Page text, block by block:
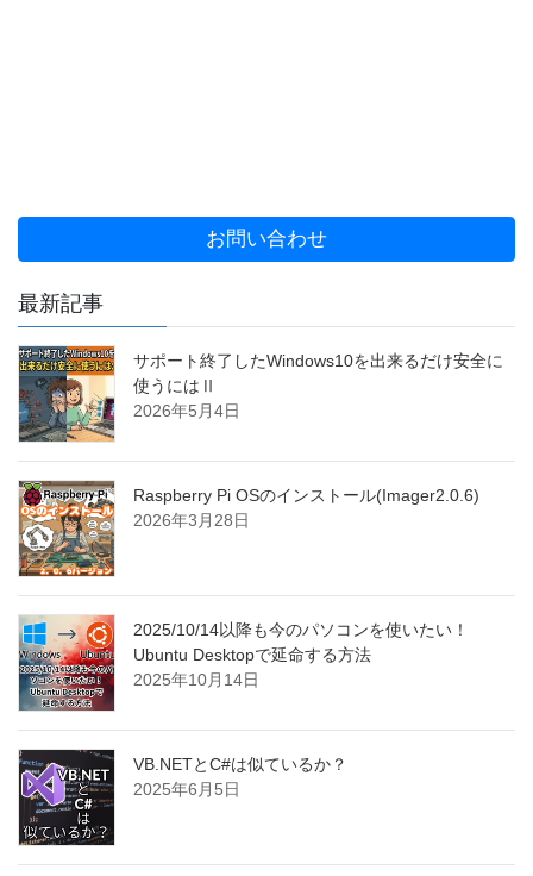
お問い合わせ
最新記事
サポート終了したWindows10を出来るだけ安全に
使うにはⅡ
2026年5月4日
Raspberry Pi OSのインストール(Imager2.0.6)
2026年3月28日
2025/10/14以降も今のパソコンを使いたい！
Ubuntu Desktopで延命する方法
2025年10月14日
VB.NETとC#は似ているか？
2025年6月5日